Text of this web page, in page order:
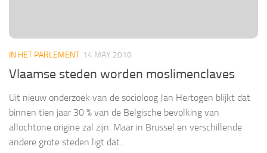
IN HET PARLEMENT 14 MAY 2010
Vlaamse steden worden moslimenclaves
Uit nieuw onderzoek van de socioloog Jan Hertogen blijkt dat
binnen tien jaar 30 % van de Belgische bevolking van
allochtone origine zal zijn. Maar in Brussel en verschillende
andere grote steden ligt dat...